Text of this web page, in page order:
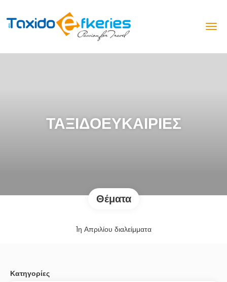
ΤΑΞΙΔΟΕΥΚΑΙΡΙΕΣ
Θέματα
1η Απριλίου διαλείμματα
Κατηγορίες